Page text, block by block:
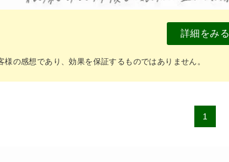
詳細をみる
様の感想であり、効果を保証するものではありません。
1